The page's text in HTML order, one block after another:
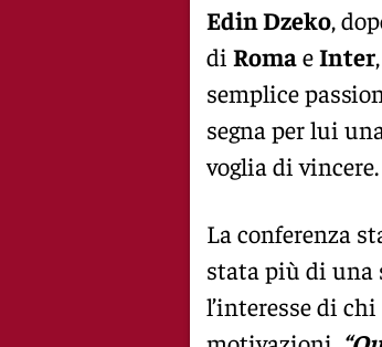
Edin Dzeko,
di RomaeInter
semplice
segna per lui
voglia di vincere.
La conferenza
stata più di una
l’interesse di